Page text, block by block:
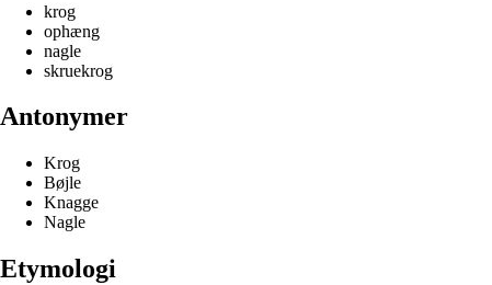
krog
ophæng
nagle
skruekrog
Antonymer
Krog
Bøjle
Knagge
Nagle
Etymologi